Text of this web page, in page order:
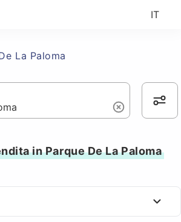
IT
La Paloma
in Parque De La Paloma